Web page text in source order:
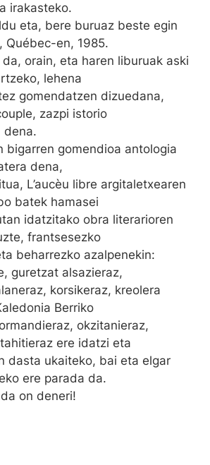
irakasteko.
eta, bere buruaz beste egin
Québec-en, 1985.
orain, eta haren liburuak aski
lehena
gomendatzen dizuedana,
zazpi istorio
dena.
bigarren gomendioa antologia
dena,
L’aucèu libre argitaletxearen
batek hamasei
idatzitako obra literarioren
frantsesezko
beharrezko azalpenekin:
guretzat alsazieraz,
korsikeraz, kreolera
Berriko
okzitanieraz,
ere idatzi eta
dasta ukaiteko, bai eta elgar
ere parada da.
on deneri!